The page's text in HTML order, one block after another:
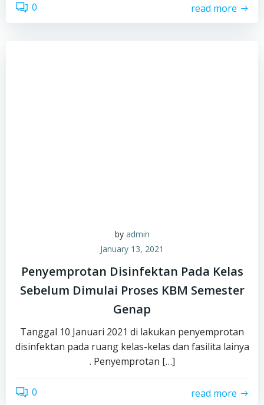
0 read more
by admin
January 13, 2021
Penyemprotan Disinfektan Pada Kelas
Sebelum Dimulai Proses KBM Semester
Genap
Tanggal 10 Januari 2021 di lakukan penyemprotan
disinfektan pada ruang kelas-kelas dan fasilita lainya
. Penyemprotan […]
0 read more